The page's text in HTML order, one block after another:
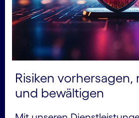
Risiken vorhersagen,
und bewältigen